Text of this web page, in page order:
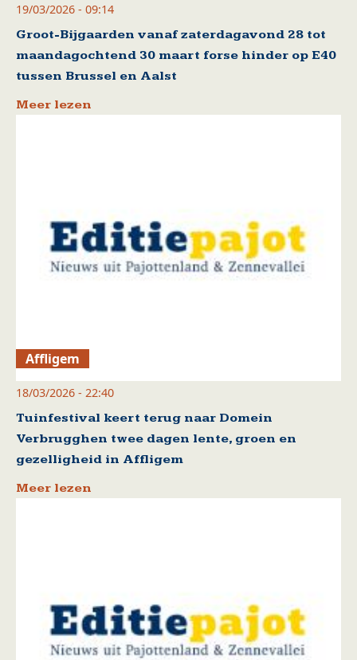
19/03/2026 - 09:14
Groot-Bijgaarden vanaf zaterdagavond 28 tot
maandagochtend 30 maart forse hinder op E40
tussen Brussel en Aalst
Meer lezen
Affligem
18/03/2026 - 22:40
Tuinfestival keert terug naar Domein
Verbrugghen twee dagen lente, groen en
gezelligheid in Affligem
Meer lezen